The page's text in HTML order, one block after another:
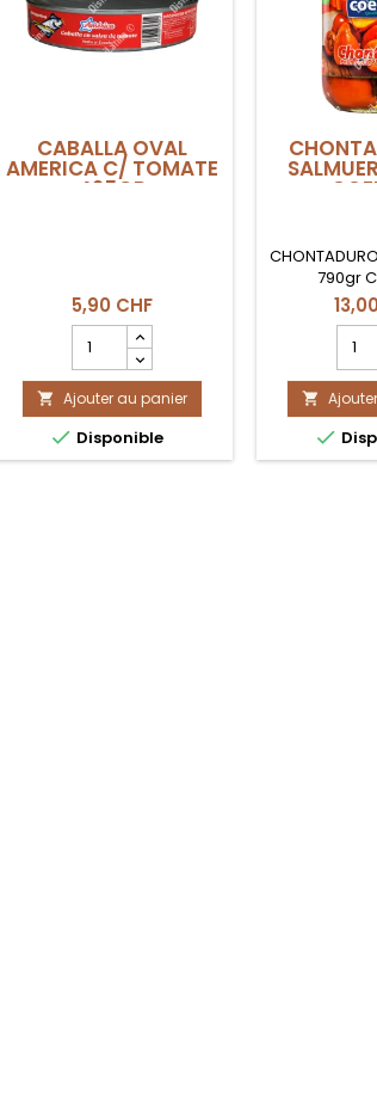
CABALLA OVAL
AMERICA C/ TOMATE
425GR
5,90 CHF
quantité
du
produit
CABALLA
OVAL
AMERICA
 Ajouter au panier
 Disponible
790gr
du
EN

